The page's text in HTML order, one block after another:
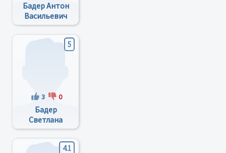
Бадер Антон
Васильевич
5
3 0
Бадер
Светлана
Александровна
4.1